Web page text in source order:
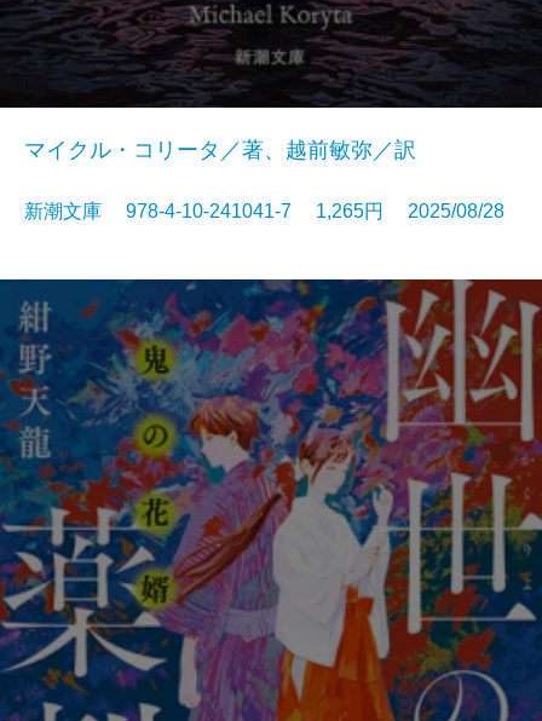
マイクル・コリータ／著、越前敏弥／訳
新潮文庫 978-4-10-241041-7 1,265円 2025/08/28